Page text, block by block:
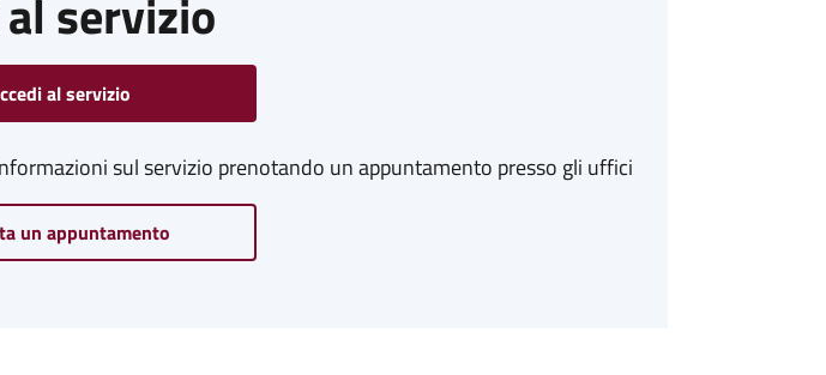
servizio
al servizio
sul servizio prenotando un appuntamento presso gli uffici
un appuntamento